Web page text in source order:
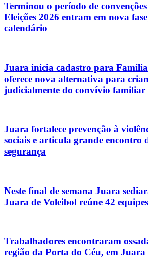
Terminou o período de
Eleições 2026 entram em nova
calendário
Juara inicia cadastro para
oferece nova alternativa para
judicialmente do convívio familiar
Juara fortalece prevenção à
sociais e articula grande encontro
segurança
Neste final de semana Juara
Juara de Voleibol reúne 42
Trabalhadores encontraram
região da Porta do Céu, em Juara